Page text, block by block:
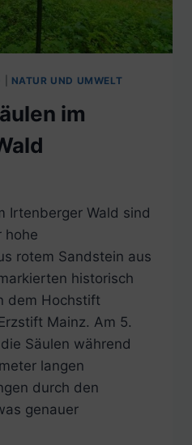
NATUR UND UMWELT
im
Irtenberger Wald sind
hohe
rotem Sandstein aus
historisch
dem Hochstift
Mainz. Am 5.
Säulen während
langen
durch den
genauer